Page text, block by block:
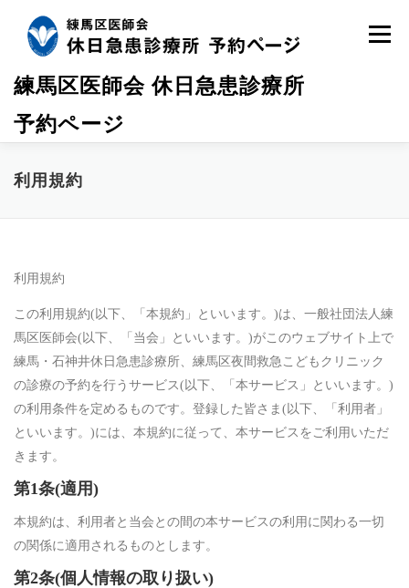
練馬区医師会 休日急患診療所
予約ページ
メニュ
利用規約
利用規約
この利用規約(以下、「本規約」といいます。)は、一般社団法人練
馬区医師会(以下、「当会」といいます。)がこのウェブサイト上で
練馬・石神井休日急患診療所、練馬区夜間救急こどもクリニック
の診療の予約を行うサービス(以下、「本サービス」といいます。)
の利用条件を定めるものです。登録した皆さま(以下、「利用者」
といいます。)には、本規約に従って、本サービスをご利用いただ
きます。
第1条(適用)
本規約は、利用者と当会との間の本サービスの利用に関わる一切
の関係に適用されるものとします。
第2条(個人情報の取り扱い)